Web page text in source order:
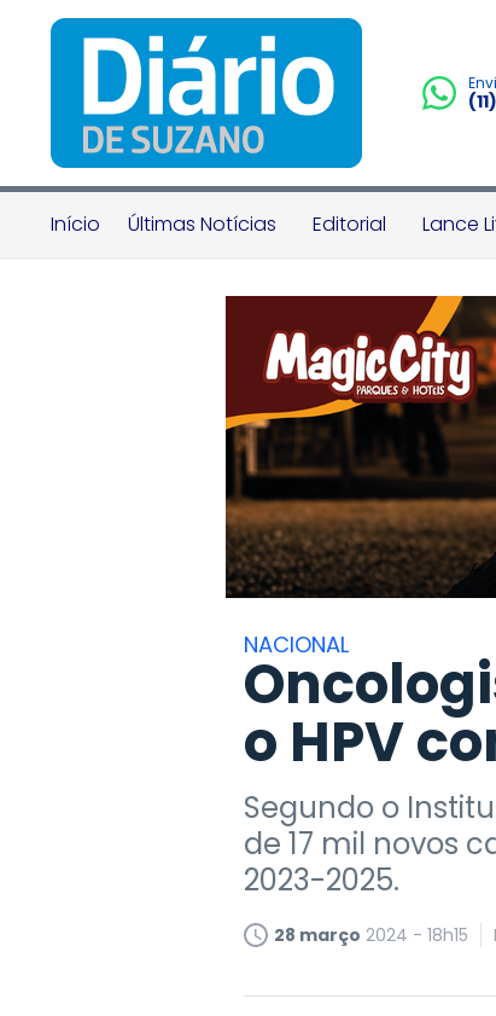
Início Últimas Notícias Editorial Lance
NACIONAL
o HPV
Segundo o
de 17 mil novos
2023-2025.
28 março 2024 - 18h15